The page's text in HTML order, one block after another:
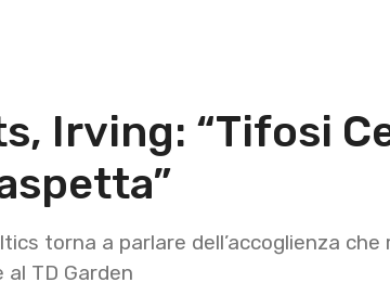
Irving: “Tifosi
torna a parlare dell’accoglienza
al TD Garden